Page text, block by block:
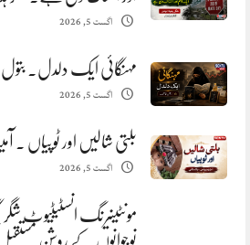
اگست 5, 2026
مہنگائی ایک دلدل. بتول
اگست 5, 2026
بلتی شالیں اور ٹوپیاں .
اگست 5, 2026
مونٹینیرنگ انسٹیٹیوٹ
نوجوانوں کے روشن